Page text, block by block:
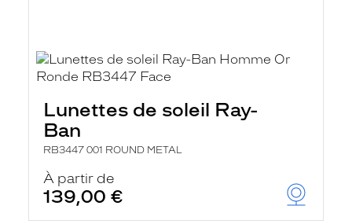
Lunettes de soleil Ray-
Ban
RB3447 001 ROUND METAL
À partir de
139,00 €